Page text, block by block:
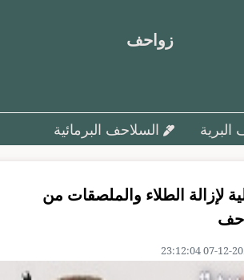
زواحف
السلاحف البرمائية
ورعاية البيض
مقالات متنوعة
لإزالة الطلاء والملصقات من